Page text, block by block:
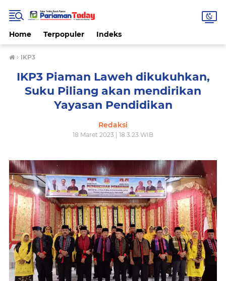
Home Terpopuler Indeks
› IKP3
IKP3 Piaman Laweh dikukuhkan,
Suku Piliang akan mendirikan
Yayasan Pendidikan
Redaksi
18 Maret 2023 | 18.3.23 WIB